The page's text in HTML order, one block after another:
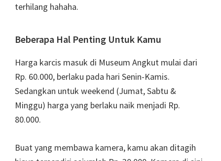
terhilang hahaha.
Beberapa Hal Penting Untuk Kamu
Harga karcis masuk di Museum Angkut mulai dari
Rp. 60.000, berlaku pada hari Senin-Kamis.
Sedangkan untuk weekend (Jumat, Sabtu &
Minggu) harga yang berlaku naik menjadi Rp.
80.000.
Buat yang membawa kamera, kamu akan ditagih